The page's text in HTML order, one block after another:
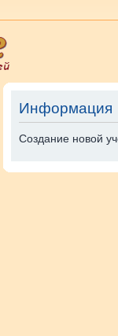
Информация
Создание новой